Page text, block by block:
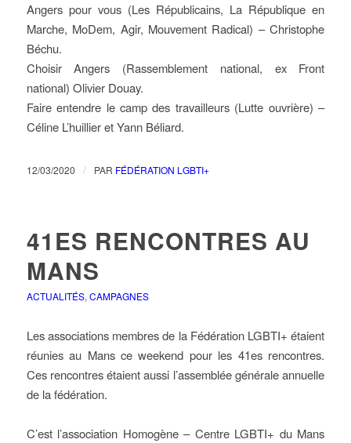
Angers pour vous (Les Républicains, La République en
Marche, MoDem, Agir, Mouvement Radical) – Christophe
Béchu.
Choisir Angers (Rassemblement national, ex Front
national) Olivier Douay.
Faire entendre le camp des travailleurs (Lutte ouvrière) –
Céline L’huillier et Yann Béliard.
12/03/2020 / PAR FÉDÉRATION LGBTI+
41ES RENCONTRES AU
MANS
ACTUALITÉS, CAMPAGNES
Les associations membres de la Fédération LGBTI+ étaient
réunies au Mans ce weekend pour les 41es rencontres.
Ces rencontres étaient aussi l’assemblée générale annuelle
de la fédération.
C’est l’association Homogène – Centre LGBTI+ du Mans